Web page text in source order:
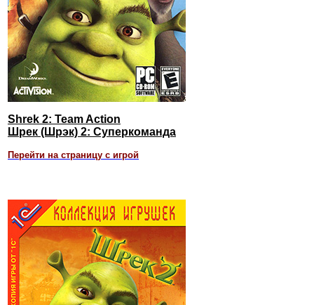
Shrek 2: Team Action
Шрек (Шрэк) 2: Суперкоманда
Перейти на страницу с игрой